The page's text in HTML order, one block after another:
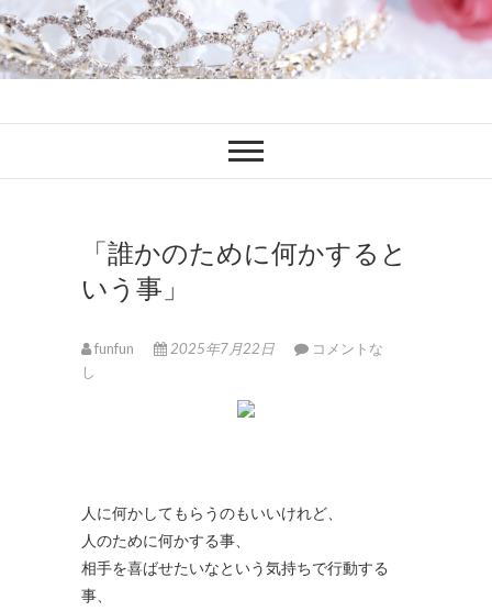
ファンブロ
「誰かのために何かすると
いう事」
funfun 2025年7月22日
コメントな
し
人に何かしてもらうのもいいけれど、
人のために何かする事、
相手を喜ばせたいなという気持ちで行動する
事、